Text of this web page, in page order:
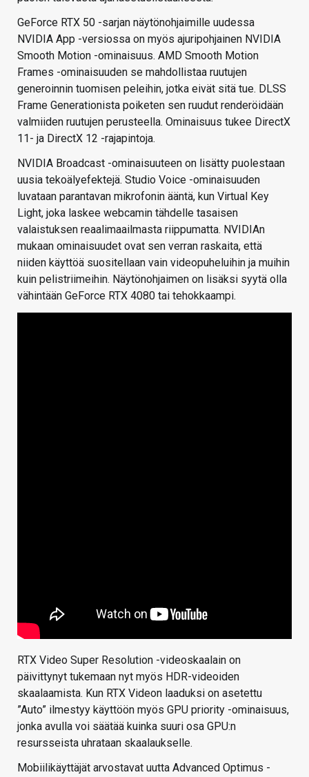
GeForce RTX 50 -sarjan näytönohjaimille uudessa
NVIDIA App -versiossa on myös ajuripohjainen NVIDIA
Smooth Motion -ominaisuus. AMD Smooth Motion
Frames -ominaisuuden se mahdollistaa ruutujen
generoinnin tuomisen peleihin, jotka eivät sitä tue. DLSS
Frame Generationista poiketen sen ruudut renderöidään
valmiiden ruutujen perusteella. Ominaisuus tukee DirectX
11- ja DirectX 12 -rajapintoja.
NVIDIA Broadcast -ominaisuuteen on lisätty puolestaan
uusia tekoälyefektejä. Studio Voice -ominaisuuden
luvataan parantavan mikrofonin ääntä, kun Virtual Key
Light, joka laskee webcamin tähdelle tasaisen
valaistuksen reaalimaailmasta riippumatta. NVIDIAn
mukaan ominaisuudet ovat sen verran raskaita, että
niiden käyttöä suositellaan vain videopuheluihin ja muihin
kuin pelistriimeihin. Näytönohjaimen on lisäksi syytä olla
vähintään GeForce RTX 4080 tai tehokkaampi.
RTX Video Super Resolution -videoskaalain on
päivittynyt tukemaan nyt myös HDR-videoiden
skaalaamista. Kun RTX Videon laaduksi on asetettu
”Auto” ilmestyy käyttöön myös GPU priority -ominaisuus,
jonka avulla voi säätää kuinka suuri osa GPU:n
resursseista uhrataan skaalaukselle.
Mobiilikäyttäjät arvostavat uutta Advanced Optimus -